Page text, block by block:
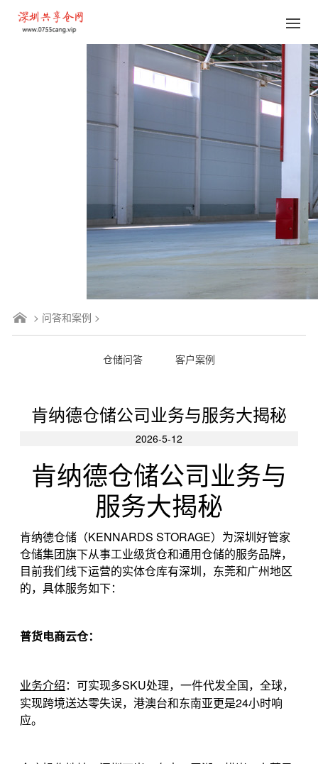
> 问答和案例 >
仓储问答 客户案例
肯纳德仓储公司业务与服务大揭秘
2026-5-12
肯纳德仓储公司业务与
服务大揭秘
肯纳德仓储（KENNARDS STORAGE）为深圳好管家
仓储集团旗下从事工业级货仓和通用仓储的服务品牌，
目前我们线下运营的实体仓库有深圳，东莞和广州地区
的，具体服务如下：
普货电商云仓：
业务介绍 ：可实现多SKU处理，一件代发全国，全球，
实现跨境送达零失误，港澳台和东南亚更是24小时响
应。